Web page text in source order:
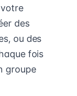
des
ou des
fois
groupe